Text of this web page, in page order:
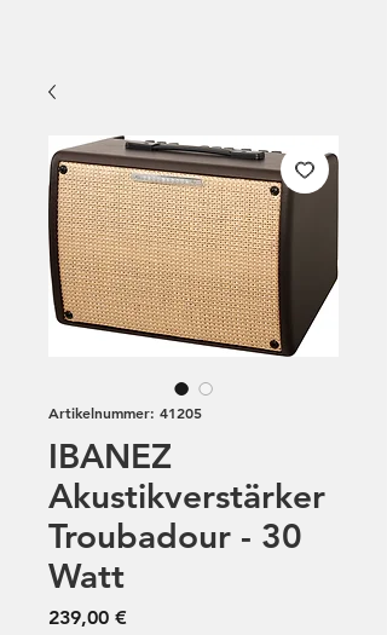
Artikelnummer: 41205
IBANEZ
Akustikverstärker
Troubadour - 30
Watt
239,00 €